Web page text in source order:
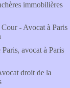
immobilières
- Avocat à Paris
avocat à Paris
droit de la